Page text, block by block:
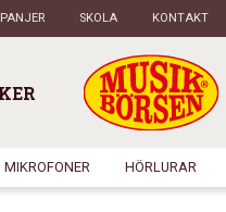
SKOLA KONTAKT
MIKROFONER HÖRLURAR